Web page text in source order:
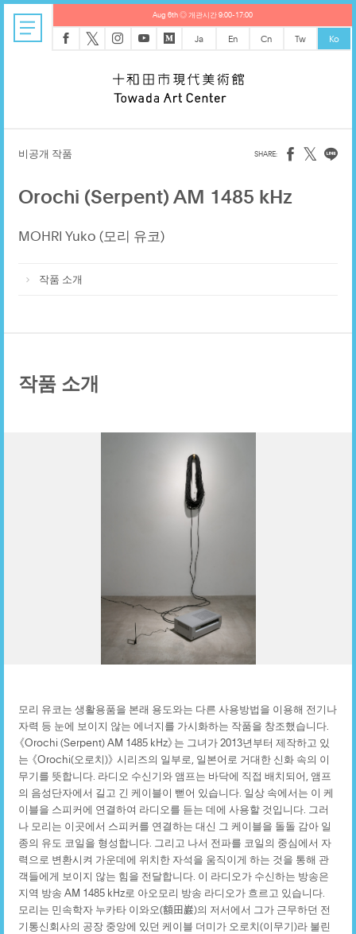
Aug 6th ◎ 개관시간 9:00-17:00
𝕏 Ja En Cn Tw Ko
비공개 작품 𝕏
Orochi (Serpent) AM 1485 kHz
MOHRI Yuko (모리 유코)
작품 소개
작품 소개
모리 유코는 생활용품을 본래 용도와는 다른 사용방법을 이용해 전기나
자력 등 눈에 보이지 않는 에너지를 가시화하는 작품을 창조했습니다.
《Orochi (Serpent) AM 1485 kHz》는 그녀가 2013년부터 제작하고 있
는 《Orochi(오로치)》 시리즈의 일부로, 일본어로 거대한 신화 속의 이
무기를 뜻합니다. 라디오 수신기와 앰프는 바닥에 직접 배치되어, 앰프
의 음성단자에서 길고 긴 케이블이 뻗어 있습니다. 일상 속에서는 이 케
이블을 스피커에 연결하여 라디오를 듣는 데에 사용할 것입니다. 그러
나 모리는 이곳에서 스피커를 연결하는 대신 그 케이블을 돌돌 감아 일
종의 유도 코일을 형성합니다. 그리고 나서 전파를 코일의 중심에서 자
력으로 변환시켜 가운데에 위치한 자석을 움직이게 하는 것을 통해 관
객들에게 보이지 않는 힘을 전달합니다. 이 라디오가 수신하는 방송은
지역 방송 AM 1485 kHz로 아오모리 방송 라디오가 흐르고 있습니다.
모리는 민속학자 누카타 이와오(額田巌)의 저서에서 그가 근무하던 전
기통신회사의 공장 중앙에 있던 케이블 더미가 오로치(이무기)라 불린